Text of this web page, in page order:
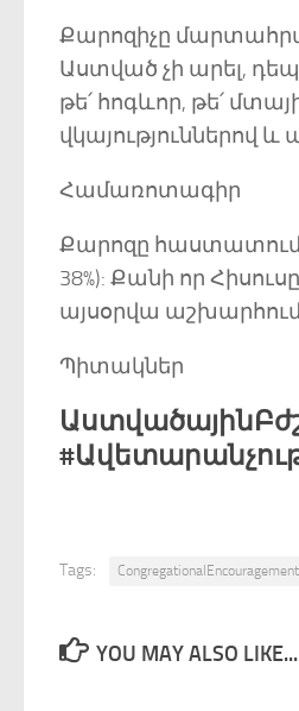
Քարոզիչը
Աստված չի արել,
թե՛ հոգևոր, թե՛
վկայություններով
Համառոտագիր
Քարոզը հաստատում
38%): Քանի որ
այսօրվա
Պիտակներ
Tags: CongregationalEncouragement
YOU MAY ALSO LIKE...